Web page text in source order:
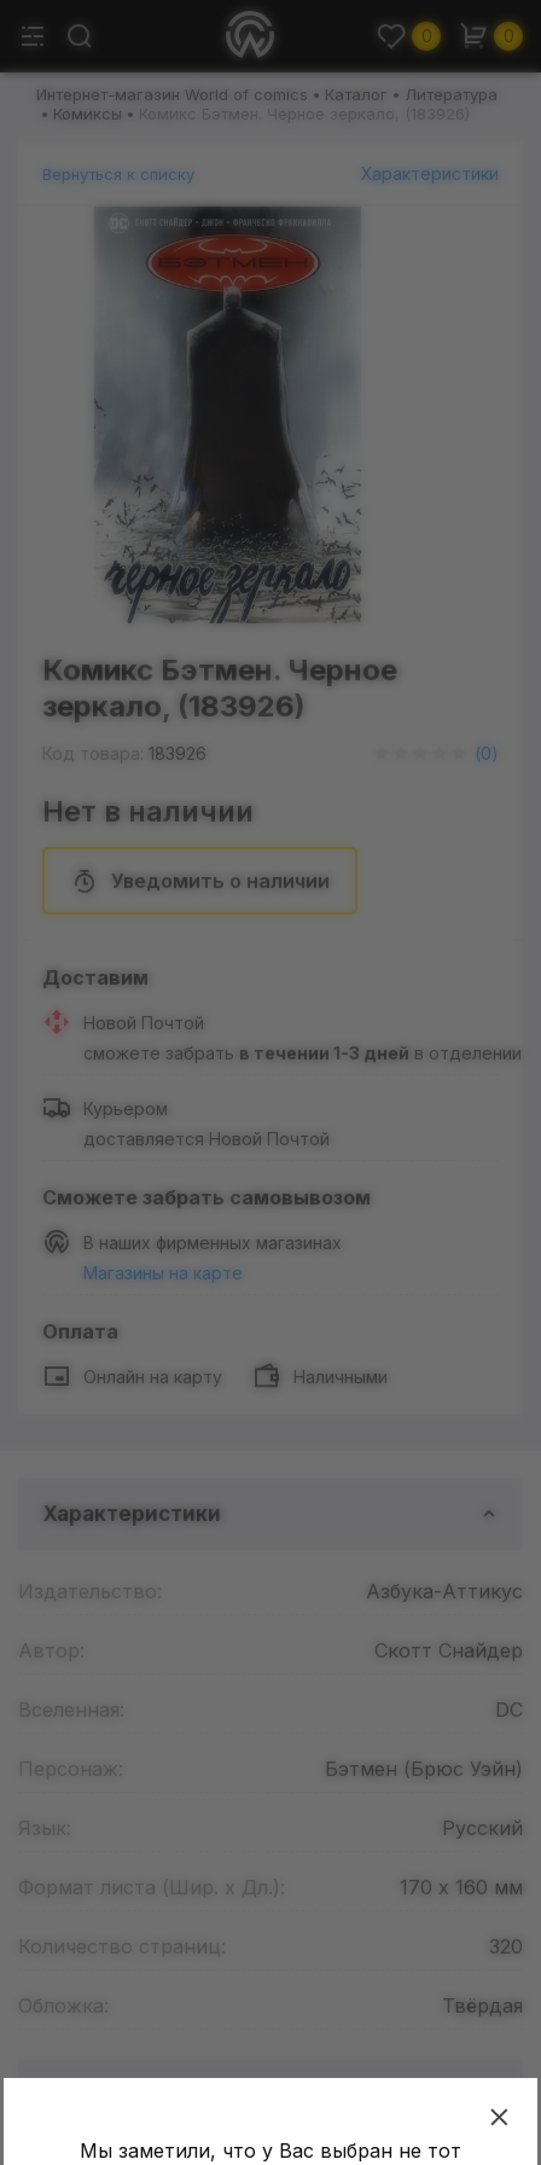
0 0
Мы заметили, что у Вас выбран не тот
Интернет-магазин World of comics Каталог
Литература
Комиксы
Комикс Бэтмен. Черное зеркало, (183926)
Вернуться к списку Характеристики
Комикс Бэтмен. Черное
зеркало, (183926)
Код товара: 183926 (0)
Нет в наличии
Уведомить о наличии
Доставим
Новой Почтой
сможете забрать в течении 1-3 дней в отделении
Курьером
доставляется Новой Почтой
Сможете забрать самовывозом
В наших фирменных магазинах
Магазины на карте
Оплата
Онлайн на карту Наличными
Характеристики
Издательство: Азбука-Аттикус
Автор: Скотт Снайдер
Вселенная: DC
Персонаж: Бэтмен (Брюс Уэйн)
Язык: Русский
Формат листа (Шир. х Дл.): 170 х 160 мм
Количество страниц: 320
Обложка: Твёрдая